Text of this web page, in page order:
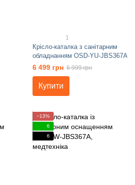
1
Крісло-каталка з санітарним
обладнанням OSD-YU-JBS367A
6 499 грн 6 999 грн
Купити
−13%
6
6